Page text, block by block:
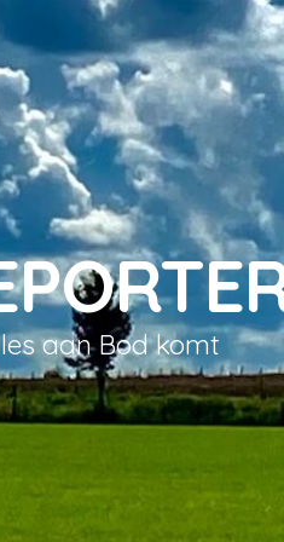
aan Bod komt